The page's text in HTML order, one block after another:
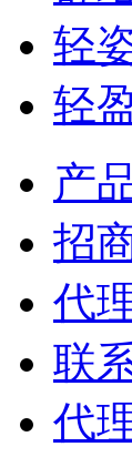
轻
轻
产
招
代
联
代